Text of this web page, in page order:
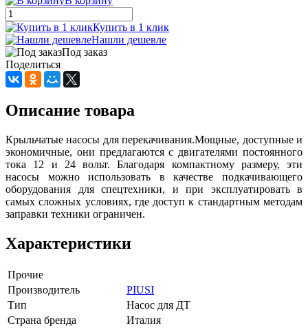
Купить в 1 клик
Нашли дешевле
Под заказ
Поделиться
Описание товара
Крыльчатые насосы для перекачивания.Мощные, доступные и
экономичные, они предлагаются с двигателями постоянного
тока 12 и 24 вольт. Благодаря компактному размеру, эти
насосы можно использовать в качестве подкачивающего
оборудования для спецтехники, и при эксплуатировать в
самых сложных условиях, где доступ к стандартным методам
заправки техники ограничен.
Характеристики
Прочие
Производитель
PIUSI
Тип
Насос для ДТ
Страна бренда
Италия